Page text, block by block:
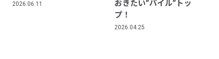
2026.06.11
おきたい”パイル”トッ
プ！
2026.04.25